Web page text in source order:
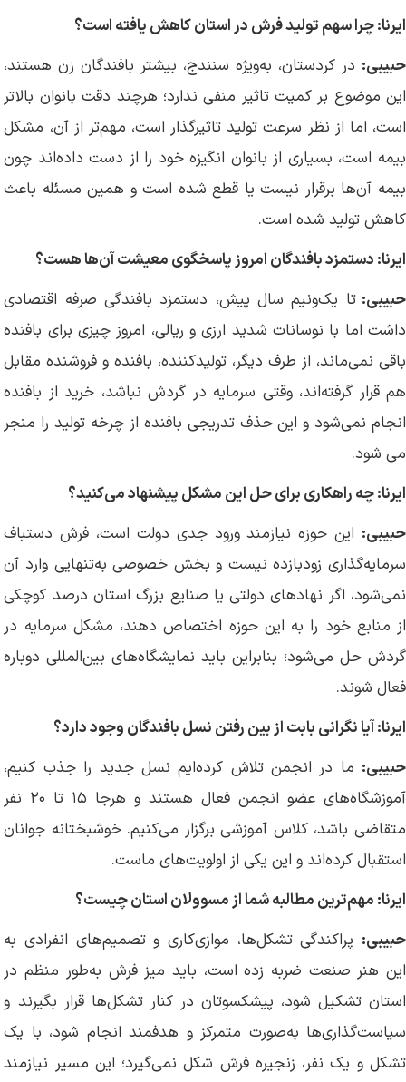
ایرنا: چرا سهم تولید فرش در استان کاهش یافته است؟
حبیبی: در کردستان، به‌ویژه سنندج، بیشتر بافندگان زن هستند،
این موضوع بر کمیت تاثیر منفی ندارد؛ هرچند دقت بانوان بالاتر
است، اما از نظر سرعت تولید تاثیرگذار است، مهم‌تر از آن، مشکل
بیمه است، بسیاری از بانوان انگیزه خود را از دست داده‌اند چون
بیمه آن‌ها برقرار نیست یا قطع شده است و همین مسئله باعث
کاهش تولید شده است.
ایرنا: دستمزد بافندگان امروز پاسخگوی معیشت آن‌ها هست؟
حبیبی:تا یک‌ونیم سال پیش، دستمزد بافندگی صرفه اقتصادی
داشت اما با نوسانات شدید ارزی و ریالی، امروز چیزی برای بافنده
باقی نمی‌ماند، از طرف دیگر، تولیدکننده، بافنده و فروشنده مقابل
هم قرار گرفته‌اند، وقتی سرمایه در گردش نباشد، خرید از بافنده
انجام نمی‌شود و این حذف تدریجی بافنده از چرخه تولید را منجر
می شود.
ایرنا: چه راهکاری برای حل این مشکل پیشنهاد می‌کنید؟
حبیبی: این حوزه نیازمند ورود جدی دولت است، فرش دستباف
سرمایه‌گذاری زودبازده نیست و بخش خصوصی به‌تنهایی وارد آن
نمی‌شود، اگر نهادهای دولتی یا صنایع بزرگ استان درصد کوچکی
از منابع خود را به این حوزه اختصاص دهند، مشکل سرمایه در
گردش حل می‌شود؛ بنابراین باید نمایشگاه‌های بین‌المللی دوباره
فعال شوند.
ایرنا: آیا نگرانی بابت از بین رفتن نسل بافندگان وجود دارد؟
حبیبی: ما در انجمن تلاش کرده‌ایم نسل جدید را جذب کنیم،
آموزشگاه‌های عضو انجمن فعال هستند و هرجا ۱۵ تا ۲۰ نفر
متقاضی باشد، کلاس آموزشی برگزار می‌کنیم. خوشبختانه جوانان
استقبال کرده‌اند و این یکی از اولویت‌های ماست.
ایرنا: مهم‌ترین مطالبه شما از مسوولان استان چیست؟
حبیبی: پراکندگی تشکل‌ها، موازی‌کاری و تصمیم‌های انفرادی به
این هنر صنعت ضربه زده است، باید میز فرش به‌طور منظم در
استان تشکیل شود، پیشکسوتان در کنار تشکل‌ها قرار بگیرند و
سیاست‌گذاری‌ها به‌صورت متمرکز و هدفمند انجام شود، با یک
تشکل و یک نفر، زنجیره فرش شکل نمی‌گیرد؛ این مسیر نیازمند